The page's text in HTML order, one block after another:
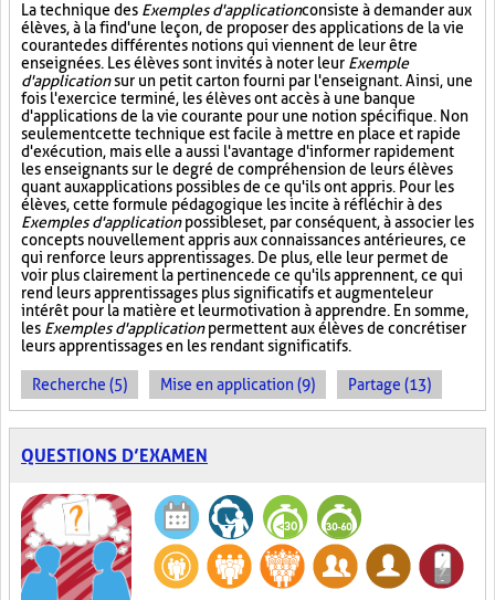
La technique des Exemples d'applicationconsiste à demander aux
élèves, à la fin d'une leçon, de proposer des applications de la vie
courante des différentes notions qui viennent de leur être
enseignées. Les élèves sont invités à noter leur Exemple
d'applicationsur un petit carton fourni par l'enseignant. Ainsi, une
fois l'exercice terminé, les élèves ont accès à une banque
d'applications de la vie courante pour une notion spécifique. Non
seulement cette technique est facile à mettre en place et rapide
d'exécution, mais elle a aussi l'avantage d'informer rapidement
les enseignants sur le degré de compréhension de leurs élèves
quant aux applications possibles de ce qu'ils ont appris. Pour les
élèves, cette formule pédagogique les incite à réfléchir à des
Exemples d'applicationpossibles et, par conséquent, à associer les
concepts nouvellement appris aux connaissances antérieures, ce
qui renforce leurs apprentissages. De plus, elle leur permet de
voir plus clairement la pertinence de ce qu'ils apprennent, ce qui
rend leurs apprentissages plus significatifs et augmente leur
intérêt pour la matière et leur motivation à apprendre. En somme,
les Exemples d'applicationpermettent aux élèves de concrétiser
leurs apprentissages en les rendant significatifs.
Recherche (5) Mise en application (9) Partage (13)
QUESTIONS D’EXAMEN